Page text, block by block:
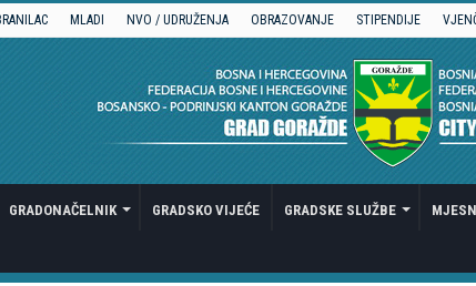
MLADI NVO / UDRUŽENJA OBRAZOVANJE STIPENDIJE
GRADONAČELNIK GRADSKO VIJEĆE GRADSKE SLUŽBE